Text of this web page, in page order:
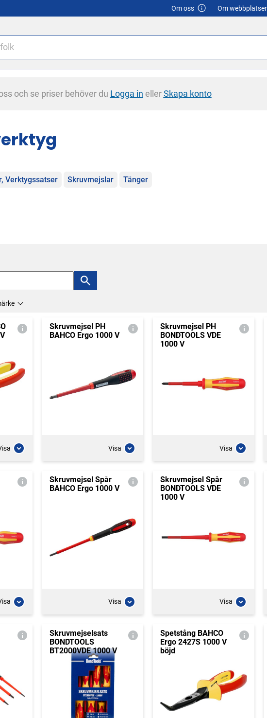
Om oss Om
och se priser behöver du Logga in ellerSkapa konto
Verktygssatser Skruvmejslar Tänger
Skruvmejsel PH
BAHCO Ergo 1000 V
Visa
Skruvmejsel PH
BONDTOOLS VDE
1000 V
Visa
Skruvmejsel Spår
BAHCO Ergo 1000 V
Visa
Skruvmejsel Spår
BONDTOOLS VDE
1000 V
Visa
Skruvmejselsats
BONDTOOLS
BT2000VDE 1000 V
Spetstång BAHCO
Ergo 2427S 1000 V
böjd